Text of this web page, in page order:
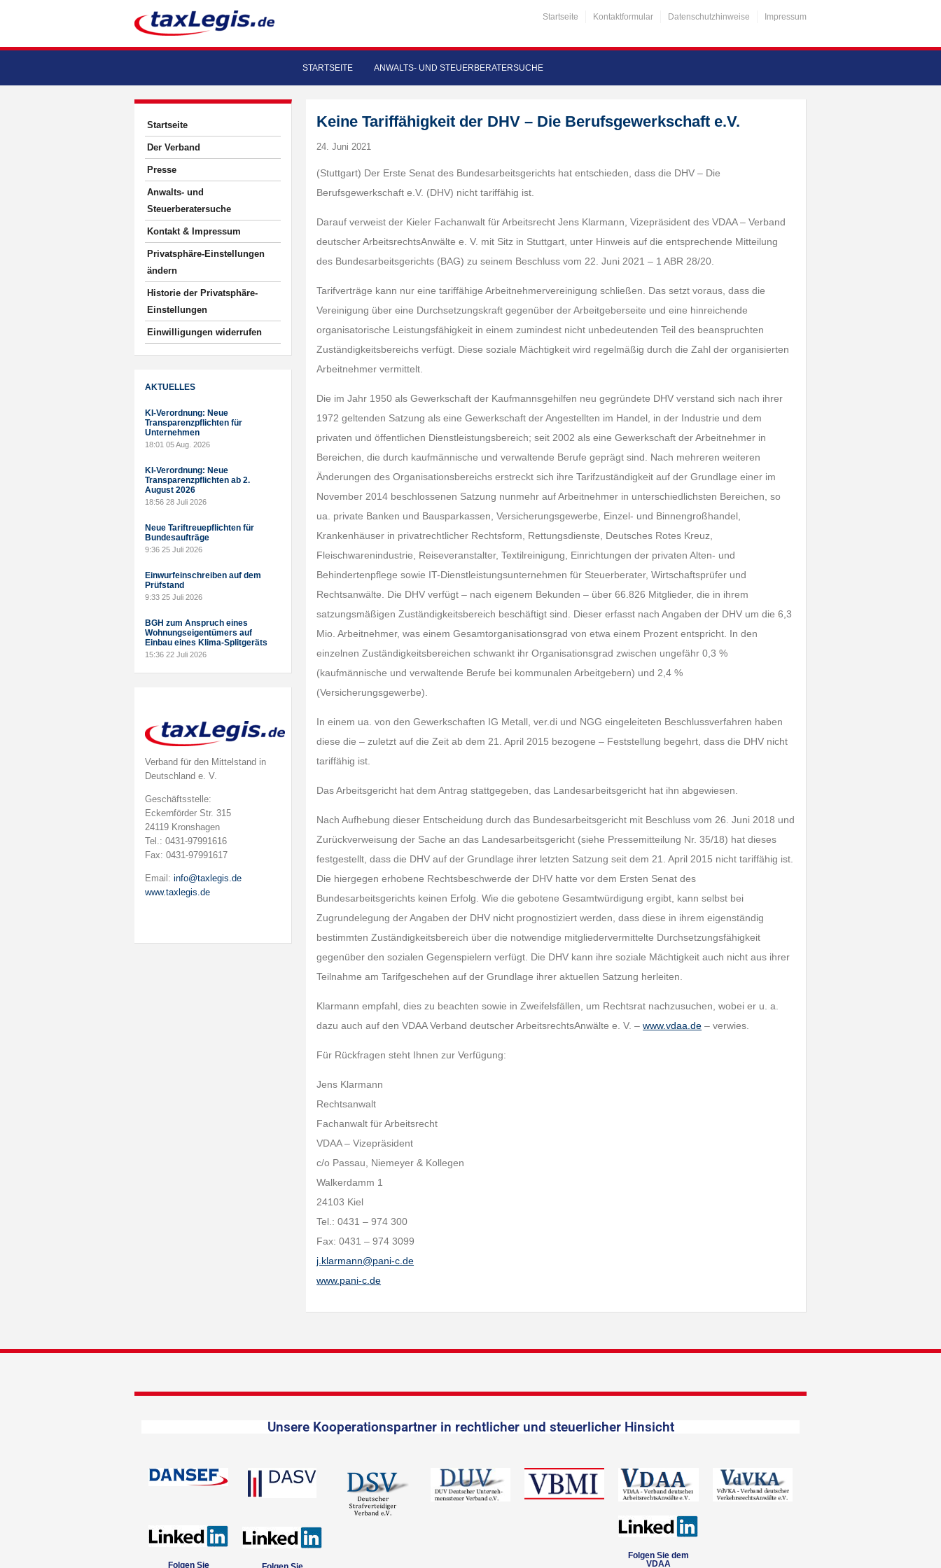
Startseite Kontaktformular Datenschutzhinweise Impressum
STARTSEITE ANWALTS- UND STEUERBERATERSUCHE
Startseite
Der Verband
Presse
Anwalts- und
Steuerberatersuche
Kontakt & Impressum
Privatsphäre-Einstellungen
ändern
Historie der Privatsphäre-
Einstellungen
Einwilligungen widerrufen
AKTUELLES
KI-Verordnung: Neue
Transparenzpflichten für
Unternehmen
18:01 05 Aug. 2026
KI-Verordnung: Neue
Transparenzpflichten ab 2.
August 2026
18:56 28 Juli 2026
Neue Tariftreuepflichten für
Bundesaufträge
9:36 25 Juli 2026
Einwurfeinschreiben auf dem
Prüfstand
9:33 25 Juli 2026
BGH zum Anspruch eines
Wohnungseigentümers auf
Einbau eines Klima-Splitgeräts
15:36 22 Juli 2026
Verband für den Mittelstand in
Deutschland e. V.
Geschäftsstelle:
Eckernförder Str. 315
24119 Kronshagen
Tel.: 0431-97991616
Fax: 0431-97991617
Email: info@taxlegis.de
www.taxlegis.de
Keine Tariffähigkeit der DHV – Die Berufsgewerkschaft e.V.
24. Juni 2021
(Stuttgart) Der Erste Senat des Bundesarbeitsgerichts hat entschieden, dass die DHV – Die
Berufsgewerkschaft e.V. (DHV) nicht tariffähig ist.
Darauf verweist der Kieler Fachanwalt für Arbeitsrecht Jens Klarmann, Vizepräsident des VDAA – Verband
deutscher ArbeitsrechtsAnwälte e. V. mit Sitz in Stuttgart, unter Hinweis auf die entsprechende Mitteilung
des Bundesarbeitsgerichts (BAG) zu seinem Beschluss vom 22. Juni 2021 – 1 ABR 28/20.
Tarifverträge kann nur eine tariffähige Arbeitnehmervereinigung schließen. Das setzt voraus, dass die
Vereinigung über eine Durchsetzungskraft gegenüber der Arbeitgeberseite und eine hinreichende
organisatorische Leistungsfähigkeit in einem zumindest nicht unbedeutenden Teil des beanspruchten
Zuständigkeitsbereichs verfügt. Diese soziale Mächtigkeit wird regelmäßig durch die Zahl der organisierten
Arbeitnehmer vermittelt.
Die im Jahr 1950 als Gewerkschaft der Kaufmannsgehilfen neu gegründete DHV verstand sich nach ihrer
1972 geltenden Satzung als eine Gewerkschaft der Angestellten im Handel, in der Industrie und dem
privaten und öffentlichen Dienstleistungsbereich; seit 2002 als eine Gewerkschaft der Arbeitnehmer in
Bereichen, die durch kaufmännische und verwaltende Berufe geprägt sind. Nach mehreren weiteren
Änderungen des Organisationsbereichs erstreckt sich ihre Tarifzuständigkeit auf der Grundlage einer im
November 2014 beschlossenen Satzung nunmehr auf Arbeitnehmer in unterschiedlichsten Bereichen, so
ua. private Banken und Bausparkassen, Versicherungsgewerbe, Einzel- und Binnengroßhandel,
Krankenhäuser in privatrechtlicher Rechtsform, Rettungsdienste, Deutsches Rotes Kreuz,
Fleischwarenindustrie, Reiseveranstalter, Textilreinigung, Einrichtungen der privaten Alten- und
Behindertenpflege sowie IT-Dienstleistungsunternehmen für Steuerberater, Wirtschaftsprüfer und
Rechtsanwälte. Die DHV verfügt – nach eigenem Bekunden – über 66.826 Mitglieder, die in ihrem
satzungsmäßigen Zuständigkeitsbereich beschäftigt sind. Dieser erfasst nach Angaben der DHV um die 6,3
Mio. Arbeitnehmer, was einem Gesamtorganisationsgrad von etwa einem Prozent entspricht. In den
einzelnen Zuständigkeitsbereichen schwankt ihr Organisationsgrad zwischen ungefähr 0,3 %
(kaufmännische und verwaltende Berufe bei kommunalen Arbeitgebern) und 2,4 %
(Versicherungsgewerbe).
In einem ua. von den Gewerkschaften IG Metall, ver.di und NGG eingeleiteten Beschlussverfahren haben
diese die – zuletzt auf die Zeit ab dem 21. April 2015 bezogene – Feststellung begehrt, dass die DHV nicht
tariffähig ist.
Das Arbeitsgericht hat dem Antrag stattgegeben, das Landesarbeitsgericht hat ihn abgewiesen.
Nach Aufhebung dieser Entscheidung durch das Bundesarbeitsgericht mit Beschluss vom 26. Juni 2018 und
Zurückverweisung der Sache an das Landesarbeitsgericht (siehe Pressemitteilung Nr. 35/18) hat dieses
festgestellt, dass die DHV auf der Grundlage ihrer letzten Satzung seit dem 21. April 2015 nicht tariffähig ist.
Die hiergegen erhobene Rechtsbeschwerde der DHV hatte vor dem Ersten Senat des
Bundesarbeitsgerichts keinen Erfolg. Wie die gebotene Gesamtwürdigung ergibt, kann selbst bei
Zugrundelegung der Angaben der DHV nicht prognostiziert werden, dass diese in ihrem eigenständig
bestimmten Zuständigkeitsbereich über die notwendige mitgliedervermittelte Durchsetzungsfähigkeit
gegenüber den sozialen Gegenspielern verfügt. Die DHV kann ihre soziale Mächtigkeit auch nicht aus ihrer
Teilnahme am Tarifgeschehen auf der Grundlage ihrer aktuellen Satzung herleiten.
Klarmann empfahl, dies zu beachten sowie in Zweifelsfällen, um Rechtsrat nachzusuchen, wobei er u. a.
dazu auch auf den VDAA Verband deutscher ArbeitsrechtsAnwälte e. V. –www.vdaa.de – verwies.
Für Rückfragen steht Ihnen zur Verfügung:
Jens Klarmann
Rechtsanwalt
Fachanwalt für Arbeitsrecht
VDAA – Vizepräsident
c/o Passau, Niemeyer & Kollegen
Walkerdamm 1
24103 Kiel
Tel.: 0431 – 974 300
Fax: 0431 – 974 3099
j.klarmann@pani-c.de
www.pani-c.de
Unsere Kooperationspartner in rechtlicher und steuerlicher Hinsicht
Folgen Sie
Folgen Sie dem
VDAA